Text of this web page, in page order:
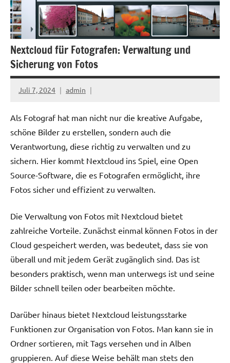
Nextcloud für Fotografen: Verwaltung und
Sicherung von Fotos
Juli 7, 2024 admin
Als Fotograf hat man nicht nur die kreative Aufgabe,
schöne Bilder zu erstellen, sondern auch die
Verantwortung, diese richtig zu verwalten und zu
sichern. Hier kommt Nextcloud ins Spiel, eine Open
Source-Software, die es Fotografen ermöglicht, ihre
Fotos sicher und effizient zu verwalten.
Die Verwaltung von Fotos mit Nextcloud bietet
zahlreiche Vorteile. Zunächst einmal können Fotos in der
Cloud gespeichert werden, was bedeutet, dass sie von
überall und mit jedem Gerät zugänglich sind. Das ist
besonders praktisch, wenn man unterwegs ist und seine
Bilder schnell teilen oder bearbeiten möchte.
Darüber hinaus bietet Nextcloud leistungsstarke
Funktionen zur Organisation von Fotos. Man kann sie in
Ordner sortieren, mit Tags versehen und in Alben
gruppieren. Auf diese Weise behält man stets den